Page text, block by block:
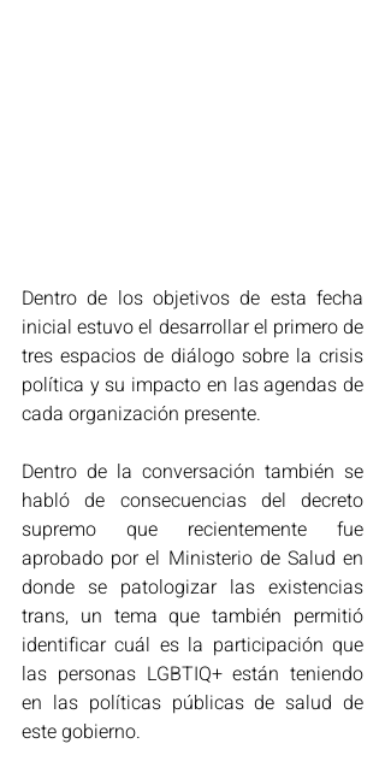
Dentro de los objetivos de esta fecha
inicial estuvo el desarrollar el primero de
tres espacios de diálogo sobre la crisis
política y su impacto en las agendas de
cada organización presente.
Dentro de la conversación también se
habló de consecuencias del decreto
supremo que recientemente fue
aprobado por el Ministerio de Salud en
donde se patologizar las existencias
trans, un tema que también permitió
identificar cuál es la participación que
las personas LGBTIQ+ están teniendo
en las políticas públicas de salud de
este gobierno.